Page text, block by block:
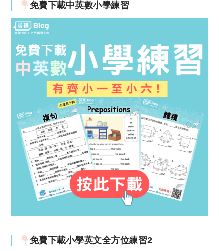
免費下載中英數小學練習
免費下載小學英文全方位練習2